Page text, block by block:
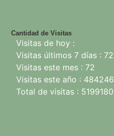
Cantidad de Visitas
Visitas de hoy :
Visitas últimos 7 días : 72
Visitas este mes : 72
Visitas este año : 484246
Total de visitas : 5199180